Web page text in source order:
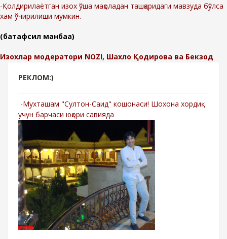
-Қолдирилаётган изох ўша мақоладан ташқаридаги мавзуда бўлса
хам ўчирилиши мумкин.
(батафсил манбаа)
Изохлар модератори NOZI, Шахло Қодирова ва Бекзод
РЕКЛОМ:)
-Мухташам "Султон-Саид" кошонаси! Шохона хордиқ
учун барчаси юқори савияда